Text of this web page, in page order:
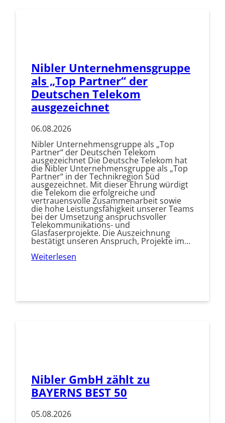
Nibler Unternehmensgruppe
als „Top Partner“ der
Deutschen Telekom
ausgezeichnet
06.08.2026
Nibler Unternehmensgruppe als „Top
Partner“ der Deutschen Telekom
ausgezeichnet Die Deutsche Telekom hat
die Nibler Unternehmensgruppe als „Top
Partner“ in der Technikregion Süd
ausgezeichnet. Mit dieser Ehrung würdigt
die Telekom die erfolgreiche und
vertrauensvolle Zusammenarbeit sowie
die hohe Leistungsfähigkeit unserer Teams
bei der Umsetzung anspruchsvoller
Telekommunikations- und
Glasfaserprojekte. Die Auszeichnung
bestätigt unseren Anspruch, Projekte im…
Weiterlesen
Nibler GmbH zählt zu
BAYERNS BEST 50
05.08.2026